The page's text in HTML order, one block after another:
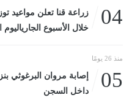
04
زراعة قنا تعلن مواعيد
خلال الأسبوع الجارياليوم السبت، 25 يوليو
منذ 26 يومًا
05
إصابة مروان البرغوثي
داخل السجن